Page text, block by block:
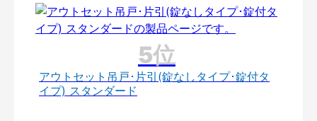
アウトセット吊戸･片引(錠なしタイプ･錠付タ
イプ) スタンダード